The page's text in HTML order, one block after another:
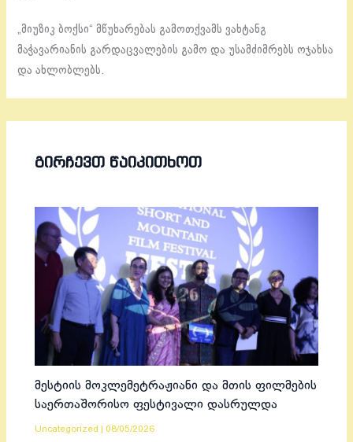
„მიუზიკ ბოქსი“ მწუხარებას გამოთქვამს ვახტანგ
მაჭავარიანის გარდაცვალების გამო და უსამძიმრებს ოჯახსა
და ახლობლებს.
ᲒᲘᲠᲩᲔᲕᲗ ᲬᲐᲘᲙᲘᲗᲮᲝᲗ
მესტიის მოკლემეტრაჟიანი და მთის ფილმების
საერთაშორისო ფესტივალი დასრულდა
Uncategorized 08/05/2026